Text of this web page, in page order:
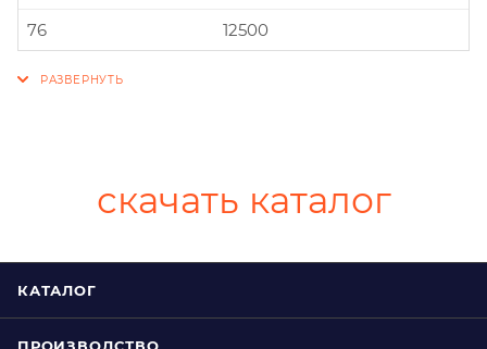
76
12500
скачать каталог
КАТАЛОГ